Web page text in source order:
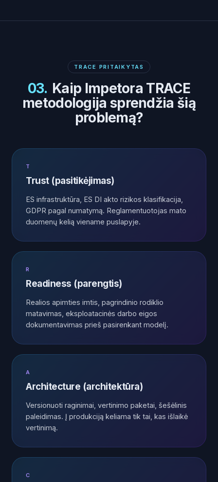
TRACE PRITAIKYTAS
03. Kaip Impetora TRACE
metodologija sprendžia šią
problemą?
T
Trust (pasitikėjimas)
ES infrastruktūra, ES DI akto rizikos klasifikacija,
GDPR pagal numatymą. Reglamentuotojas mato
duomenų kelią viename puslapyje.
R
Readiness (parengtis)
Realios apimties imtis, pagrindinio rodiklio
matavimas, eksploatacinės darbo eigos
dokumentavimas prieš pasirenkant modelį.
A
Architecture (architektūra)
Versionuoti raginimai, vertinimo paketai, šešėlinis
paleidimas. Į produkciją keliama tik tai, kas išlaikė
vertinimą.
C